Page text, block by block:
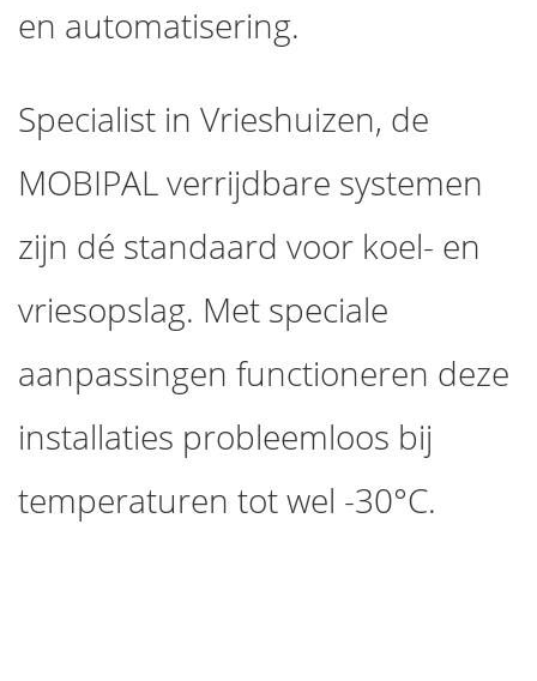
en automatisering.
Specialist in Vrieshuizen, de
MOBIPAL verrijdbare systemen
zijn dé standaard voor koel- en
vriesopslag. Met speciale
aanpassingen functioneren deze
installaties probleemloos bij
temperaturen tot wel -30°C.